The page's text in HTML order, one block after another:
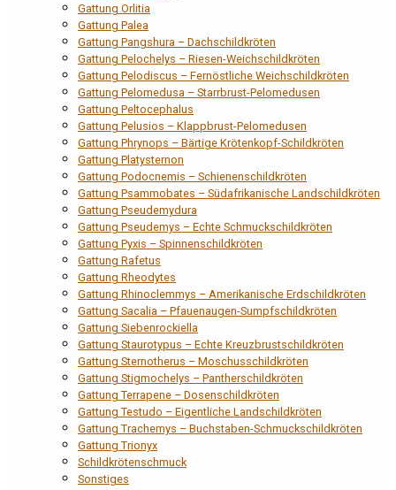
Gattung Orlitia
Gattung Palea
Gattung Pangshura – Dachschildkröten
Gattung Pelochelys – Riesen-Weichschildkröten
Gattung Pelodiscus – Fernöstliche Weichschildkröten
Gattung Pelomedusa – Starrbrust-Pelomedusen
Gattung Peltocephalus
Gattung Pelusios – Klappbrust-Pelomedusen
Gattung Phrynops – Bärtige Krötenkopf-Schildkröten
Gattung Platysternon
Gattung Podocnemis – Schienenschildkröten
Gattung Psammobates – Südafrikanische Landschildkröten
Gattung Pseudemydura
Gattung Pseudemys – Echte Schmuckschildkröten
Gattung Pyxis – Spinnenschildkröten
Gattung Rafetus
Gattung Rheodytes
Gattung Rhinoclemmys – Amerikanische Erdschildkröten
Gattung Sacalia – Pfauenaugen-Sumpfschildkröten
Gattung Siebenrockiella
Gattung Staurotypus – Echte Kreuzbrustschildkröten
Gattung Sternotherus – Moschusschildkröten
Gattung Stigmochelys – Pantherschildkröten
Gattung Terrapene – Dosenschildkröten
Gattung Testudo – Eigentliche Landschildkröten
Gattung Trachemys – Buchstaben-Schmuckschildkröten
Gattung Trionyx
Schildkrötenschmuck
Sonstiges